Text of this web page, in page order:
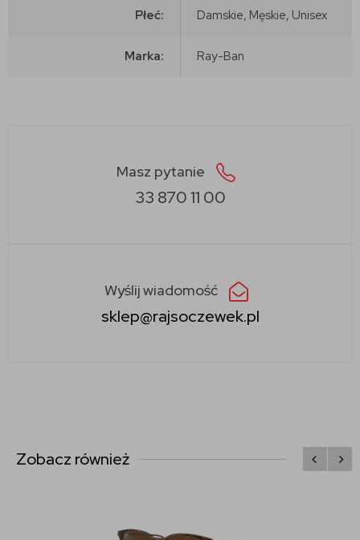
Płeć: Damskie, Męskie, Unisex
Marka: Ray-Ban
Masz pytanie
33 870 11 00
Wyślij wiadomość
sklep@rajsoczewek.pl
Zobacz również